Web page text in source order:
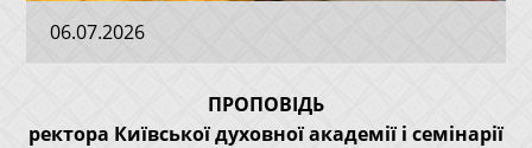
06.07.2026
ПРОПОВІДЬ
ректора Київської духовної академії і семінарії